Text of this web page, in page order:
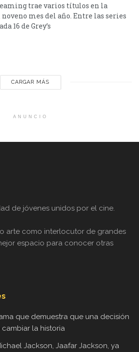
trae varios títulos en la
mes del año. Entre las series
16 de Grey’s
las películas habrá para todos los
sin cadenas, Escuela de rock,
CARGAR MÁS
ANUNCIO
de jóvenes unidos por el cine.
arte como interlocutor de grandes
espacio para conocer otras
que demuestra que una decisión
la historia
Jackson, Jaafar Jackson, ya